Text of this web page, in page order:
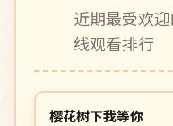
近期最受欢
线观看排行
日本
高分 99:09
樱花树下我等你